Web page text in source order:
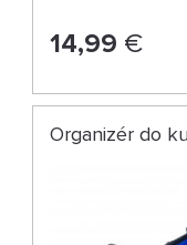
14,99 €
Organizér do